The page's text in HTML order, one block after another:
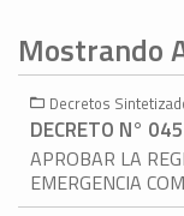
Mostrando
Decretos
DECRETO N°
APROBAR LA
EMERGENCIA